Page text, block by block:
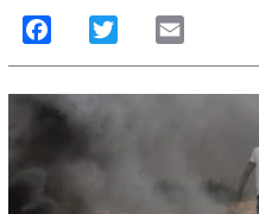
Facebook Twitter